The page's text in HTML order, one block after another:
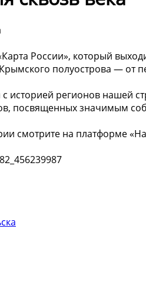
России», который
полуострова — от
с историей регионов нашей
посвященных значимым
смотрите на платформе